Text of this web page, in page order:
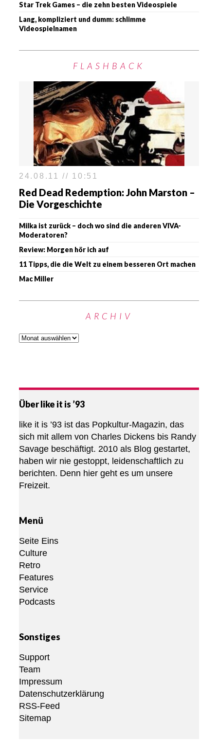
Star Trek Games – die zehn besten Videospiele
Lang, kompliziert und dumm: schlimme
Videospielnamen
FLASHBACK
24.08.11 // 10:51
Red Dead Redemption: John Marston –
Die Vorgeschichte
Milka ist zurück – doch wo sind die anderen VIVA-
Moderatoren?
Review: Morgen hör ich auf
11 Tipps, die die Welt zu einem besseren Ort machen
Mac Miller
ARCHIV
Über like it is ’93
like it is ’93 ist das Popkultur-Magazin, das
sich mit allem von Charles Dickens bis Randy
Savage beschäftigt. 2010 als Blog gestartet,
haben wir nie gestoppt, leidenschaftlich zu
berichten. Denn hier geht es um unsere
Freizeit.
Menü
Seite Eins
Culture
Retro
Features
Service
Podcasts
Sonstiges
Support
Team
Impressum
Datenschutzerklärung
RSS-Feed
Sitemap